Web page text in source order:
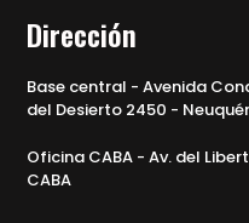
Dirección
Base central - Avenida
del Desierto 2450 -
Oficina CABA - Av. del
CABA